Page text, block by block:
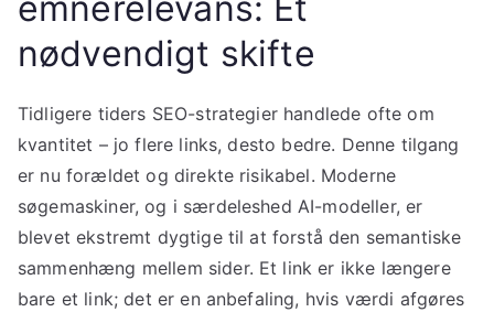
nødvendigt skifte
Tidligere tiders SEO-strategier handlede ofte om
kvantitet – jo flere links, desto bedre. Denne tilgang
er nu forældet og direkte risikabel. Moderne
søgemaskiner, og i særdeleshed AI-modeller, er
blevet ekstremt dygtige til at forstå den semantiske
sammenhæng mellem sider. Et link er ikke længere
bare et link; det er en anbefaling, hvis værdi afgøres